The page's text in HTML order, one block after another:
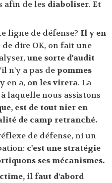
afin de les diaboliser. Et
ligne de défense? Il y en
de dire OK, on fait une
une sorte d'audit
n'y a pas depommes
en a, on les virera. La
laquelle nous assistons
est de tout nier en
de camp retranché.
de défense, ni un
c'est une stratégie
ses mécanismes.
il faut d'abord